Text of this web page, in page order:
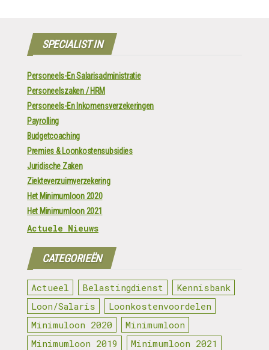
SPECIALIST IN
Personeels-En Salarisadministratie
Personeelszaken / HRM
Personeels-En Inkomensverzekeringen
Payrolling
Budgetcoaching
Premies & Loonkostensubsidies
Juridische Zaken
Ziekteverzuimverzekering
Het Minimumloon 2020
Het Minimumloon 2021
Actuele Nieuws
CATEGORIEËN
Actueel Belastingdienst
Kennisbank
Loon/Salaris
Loonkostenvoordelen
Minimuloon 2020
Minimumloon
Minimumloon 2019
Minimumloon 2021